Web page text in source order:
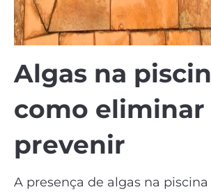
Algas na
como eliminar
prevenir
A presença de algas na